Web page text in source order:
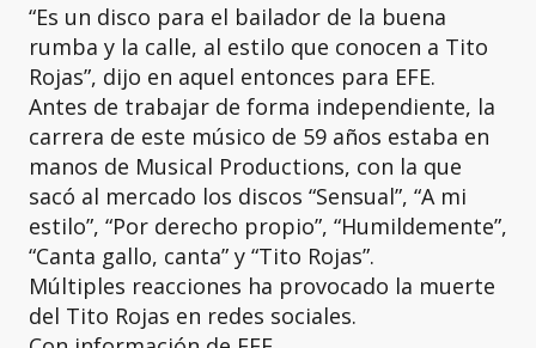
“Es un disco para el bailador de la buena
rumba y la calle, al estilo que conocen a Tito
Rojas”, dijo en aquel entonces para EFE.
Antes de trabajar de forma independiente, la
carrera de este músico de 59 años estaba en
manos de Musical Productions, con la que
sacó al mercado los discos “Sensual”, “A mi
estilo”, “Por derecho propio”, “Humildemente”,
“Canta gallo, canta” y “Tito Rojas”.
Múltiples reacciones ha provocado la muerte
del Tito Rojas en redes sociales.